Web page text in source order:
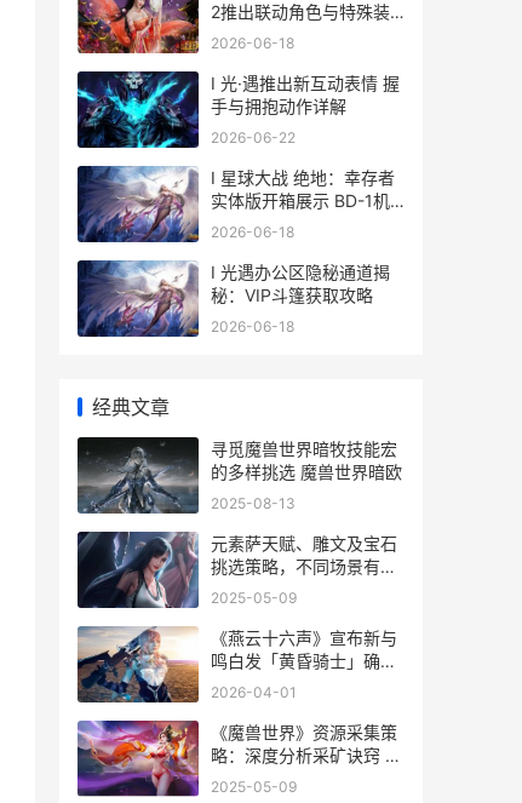
2推出联动角色与特殊装
备
2026-06-18
I 光·遇推出新互动表情 握
手与拥抱动作详解
2026-06-22
I 星球大战 绝地：幸存者
实体版开箱展示 BD-1机
器人精细赏析
2026-06-18
I 光遇办公区隐秘通道揭
秘：VIP斗篷获取攻略
2026-06-18
经典文章
寻觅魔兽世界暗牧技能宏
的多样挑选 魔兽世界暗欧
2025-08-13
元素萨天赋、雕文及宝石
挑选策略，不同场景有不
同组合 元素萨天赋加点
2025-05-09
《燕云十六声》宣布新与
鸣白发「黄昏骑士」确定
最新外观「无界之心」超
云十六声》官网
2026-04-01
《魔兽世界》资源采集策
略：深度分析采矿诀窍 魔
兽世界资深保姆成就
2025-05-09